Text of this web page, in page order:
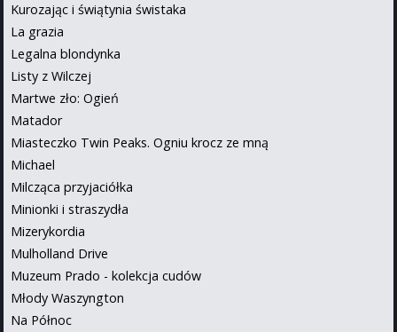
Kurozając i świątynia świstaka
La grazia
Legalna blondynka
Listy z Wilczej
Martwe zło: Ogień
Matador
Miasteczko Twin Peaks. Ogniu krocz ze mną
Michael
Milcząca przyjaciółka
Minionki i straszydła
Mizerykordia
Mulholland Drive
Muzeum Prado - kolekcja cudów
Młody Waszyngton
Na Północ